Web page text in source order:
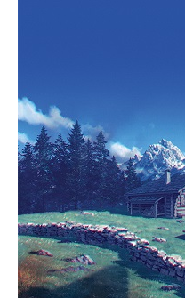
モノづくり技術者専門サイト
エレクトロニクス専門サイト
電子設計の基本と応用
エネルギーの専門メディア
建設×テクノロジーの最前線